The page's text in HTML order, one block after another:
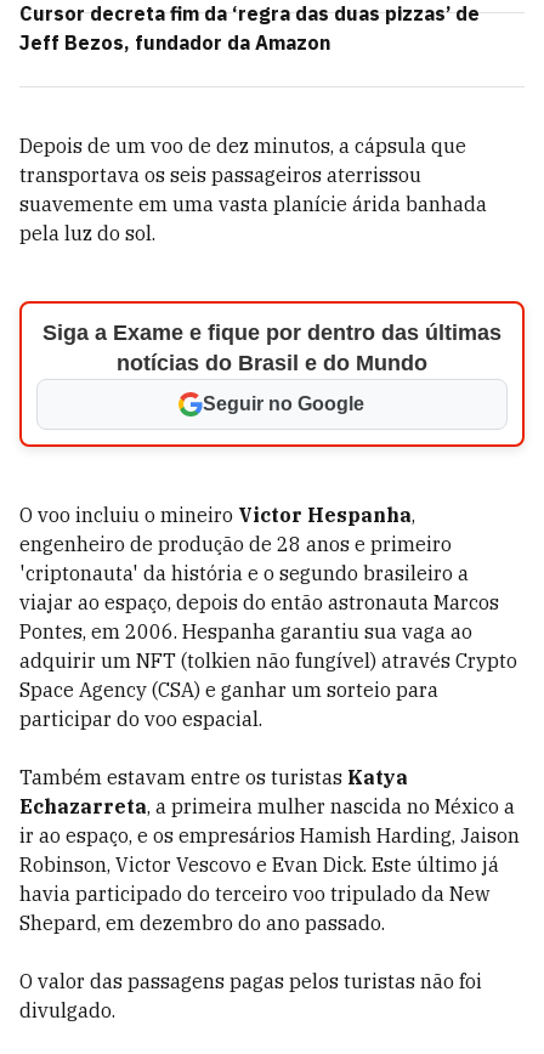
Cursor decreta fim da ‘regra das duas pizzas’ de
Jeff Bezos, fundador da Amazon
Depois de um voo de dez minutos, a cápsula que
transportava os seis passageiros aterrissou
suavemente em uma vasta planície árida banhada
pela luz do sol.
Siga a Exame e fique por dentro das últimas
notícias do Brasil e do Mundo
Seguir no Google
O voo incluiu o mineiro Victor Hespanha,
engenheiro de produção de 28 anos e primeiro
'criptonauta' da história e o segundo brasileiro a
viajar ao espaço, depois do então astronauta Marcos
Pontes, em 2006. Hespanha garantiu sua vaga ao
adquirir um NFT (tolkien não fungível) através Crypto
Space Agency (CSA) e ganhar um sorteio para
participar do voo espacial.
Também estavam entre os turistas Katya
Echazarreta, a primeira mulher nascida no México a
ir ao espaço, e os empresários Hamish Harding, Jaison
Robinson, Victor Vescovo e Evan Dick. Este último já
havia participado do terceiro voo tripulado da New
Shepard, em dezembro do ano passado.
O valor das passagens pagas pelos turistas não foi
divulgado.